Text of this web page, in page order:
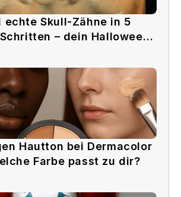
echte Skull-Zähne in 5
– dein Halloween-
Hautton bei Dermacolor
Farbe passt zu dir?